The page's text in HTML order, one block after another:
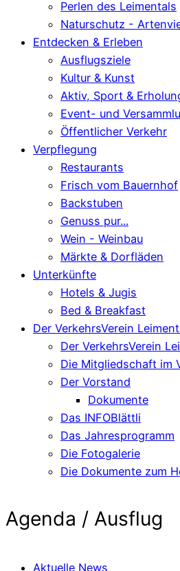
Perlen des Leimentals
Naturschutz -
Entdecken & Erleben
Ausflugsziele
Kultur & Kunst
Aktiv, Sport &
Event- und
Öffentlicher Verkehr
Verpflegung
Restaurants
Frisch vom Bauernhof
Backstuben
Genuss pur...
Wein - Weinbau
Märkte & Dorfläden
Unterkünfte
Hotels & Jugis
Bed & Breakfast
Der VerkehrsVerein
Der VerkehrsVerein
Die Mitgliedschaft im
Der Vorstand
Dokumente
Das INFOBlättli
Das Jahresprogramm
Die Fotogalerie
Die Dokumente zum
Agenda / Ausflug
Aktuelle News